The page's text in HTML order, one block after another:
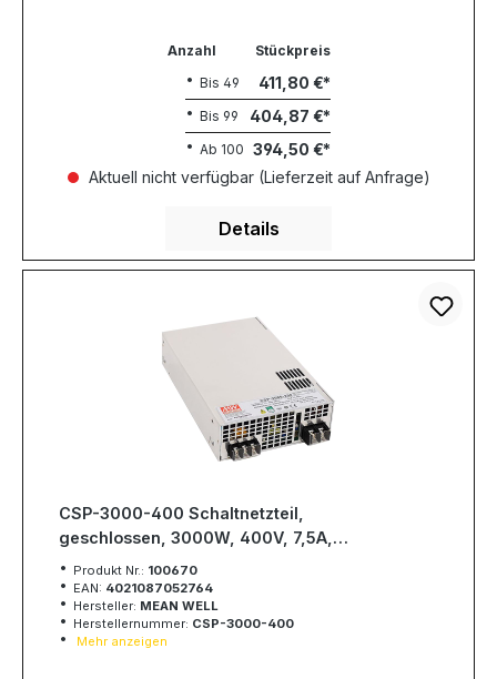
Anzahl
Stückpreis
Bis 49 411,80 €
Bis 99 404,87 €
Ab 100 394,50 €
Aktuell nicht verfügbar (Lieferzeit auf Anfrage)
Details
CSP-3000-400 Schaltnetzteil,
geschlossen, 3000W, 400V, 7,5A,
MEAN WELL
Produkt Nr.: 100670
EAN: 4021087052764
Hersteller: MEAN WELL
Herstellernummer: CSP-3000-400
Mehr anzeigen